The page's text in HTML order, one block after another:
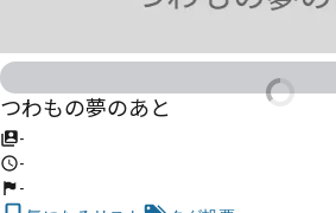
つわもの夢のあと
-
-
-